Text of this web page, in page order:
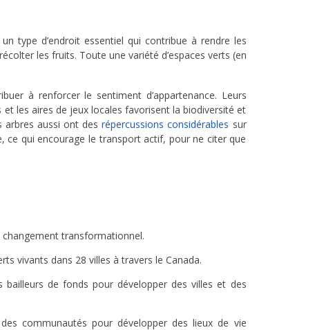
type d’endroit essentiel qui contribue à rendre les
les fruits. Toute une variété d’espaces verts (en
à renforcer le sentiment d’appartenance. Leurs
les aires de jeux locales favorisent la biodiversité et
arbres aussi ont desrépercussions considérables sur
ce qui encourage le transport actif, pour ne citer que
changement transformationnel.
vivants dans 28 villes à travers le Canada.
bailleurs de fonds pour développer des villes et des
communautés pour développer des lieux de vie